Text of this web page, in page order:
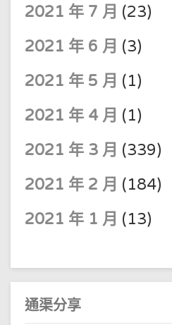
2021 年 7 月 (23)
2021 年 6 月 (3)
2021 年 5 月 (1)
2021 年 4 月 (1)
2021 年 3 月 (339)
2021 年 2 月 (184)
2021 年 1 月 (13)
通渠分享